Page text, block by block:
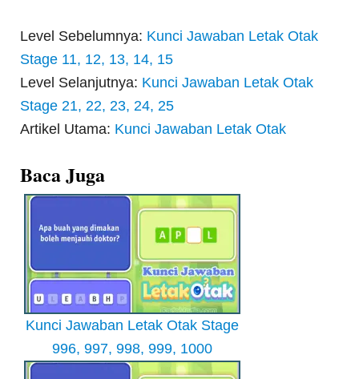
Level Sebelumnya: Kunci Jawaban Letak Otak
Stage 11, 12, 13, 14, 15
Level Selanjutnya: Kunci Jawaban Letak Otak
Stage 21, 22, 23, 24, 25
Artikel Utama: Kunci Jawaban Letak Otak
Baca Juga
Kunci Jawaban Letak Otak Stage
996, 997, 998, 999, 1000